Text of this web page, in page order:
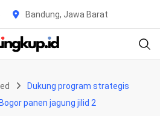
Bandung, Jawa Barat
Dukung program strategis
panen jagung jilid 2